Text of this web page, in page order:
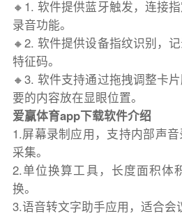
🔸1. 软件提供蓝牙触发，连接
录音功能。
🔸2. 软件提供设备指纹识别，
特征码。
🔸3. 软件支持通过拖拽调整卡
要的内容放在显眼位置。
爱赢体育app下载软件介绍
1.屏幕录制应用，支持内部声
采集。
2.单位换算工具，长度面积体
换。
3.语音转文字助手应用，适合会